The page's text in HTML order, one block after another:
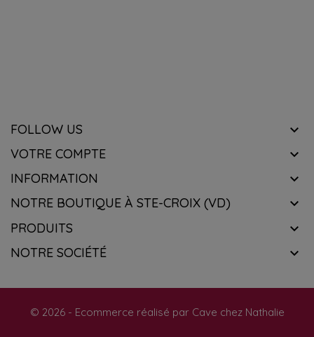
FOLLOW US 
VOTRE COMPTE 
INFORMATION 
NOTRE BOUTIQUE À STE-CROIX (VD) 
PRODUITS 
NOTRE SOCIÉTÉ 
© 2026 - Ecommerce réalisé par Cave chez Nathalie